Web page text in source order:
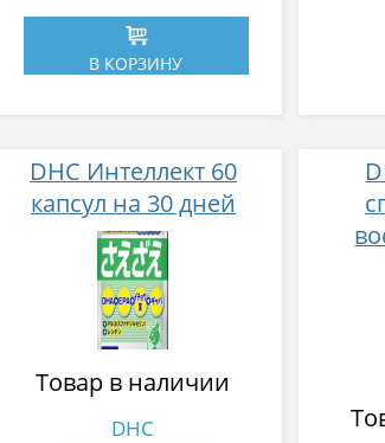
В КОРЗИНУ
DHC Интеллект 60
капсул на 30 дней
Товар в наличии
DHC